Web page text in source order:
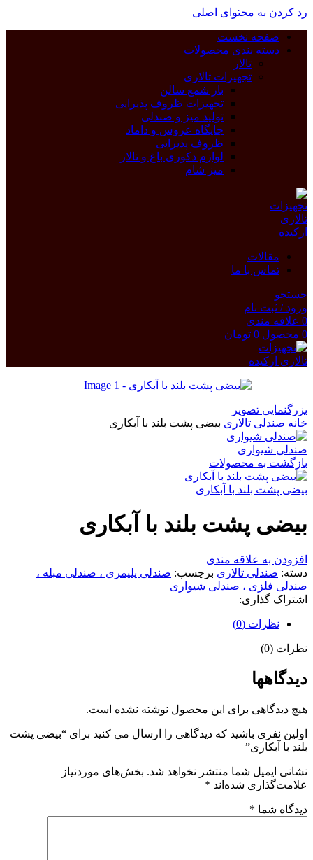
رد کردن به محتوای اصلی
صفحه نخست
دسته بندی محصولات
تالار
تجهیزات تالاری
بار شمع سالن
تجهیزات ظروف پذیرایی
تولید میز و صندلی
جایگاه عروس و داماد
ظروف پذیرایی
لوازم دکوری باغ و تالار
میز شام
مقالات
تماس با ما
جستجو
ورود / ثبت نام
0 علاقه مندی
0 محصول 0 تومان
بزرگنمایی تصویر
خانه صندلی تالاری بیضی پشت بلند با آبکاری
صندلی شیواری
بازگشت به محصولات
بیضی پشت بلند با آبکاری
بیضی پشت بلند با آبکاری
افزودن به علاقه مندی
دسته: صندلی تالاری برچسب: صندلی پلیمری ، صندلی مبله ،
صندلی فلزی ، صندلی شیواری
اشتراک گذاری:
نظرات (0)
نظرات (0)
دیدگاهها
هیچ دیدگاهی برای این محصول نوشته نشده است.
اولین نفری باشید که دیدگاهی را ارسال می کنید برای “بیضی پشت
بلند با آبکاری”
نشانی ایمیل شما منتشر نخواهد شد. بخش‌های موردنیاز
علامت‌گذاری شده‌اند *
دیدگاه شما *